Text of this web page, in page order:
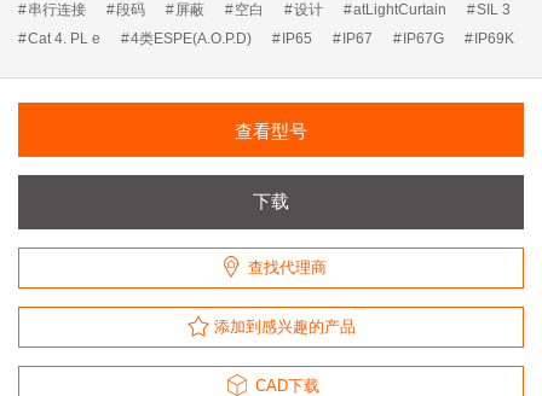
串行连接
段码 屏蔽 空白 设计 atLightCurtain
SIL 3
Cat 4. PL e
4类ESPE(A.O.P.D) IP65 IP67 IP67G IP69K
查看型号
下载
查找代理商
添加到感兴趣的产品
CAD下载